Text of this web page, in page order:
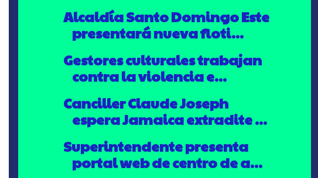
Alcaldía Santo Domingo Este
presentará nueva floti...
Gestores culturales trabajan
contra la violencia e...
Canciller Claude Joseph
espera Jamaica extradite ...
Superintendente presenta
portal web de centro de a...